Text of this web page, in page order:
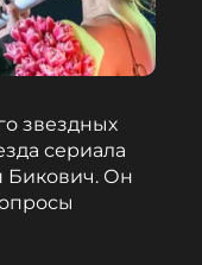
звездных
сериала
Бикович. Он